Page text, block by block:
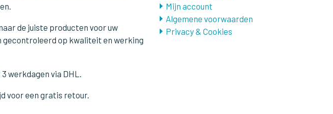
de juiste producten voor uw
gecontroleerd op kwaliteit en werking
werkdagen via DHL.
voor een gratis retour.
Mijn account
Algemene voorwaarden
Privacy & Cookies